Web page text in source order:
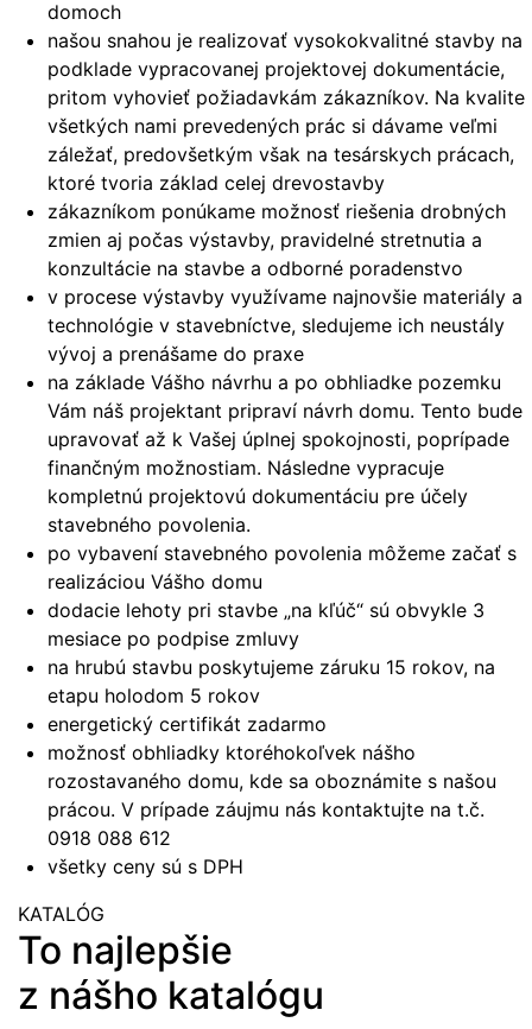
domoch
našou snahou je realizovať vysokokvalitné stavby na
podklade vypracovanej projektovej dokumentácie,
pritom vyhovieť požiadavkám zákazníkov. Na kvalite
všetkých nami prevedených prác si dávame veľmi
záležať, predovšetkým však na tesárskych prácach,
ktoré tvoria základ celej drevostavby
zákazníkom ponúkame možnosť riešenia drobných
zmien aj počas výstavby, pravidelné stretnutia a
konzultácie na stavbe a odborné poradenstvo
v procese výstavby využívame najnovšie materiály a
technológie v stavebníctve, sledujeme ich neustály
vývoj a prenášame do praxe
na základe Vášho návrhu a po obhliadke pozemku
Vám náš projektant pripraví návrh domu. Tento bude
upravovať až k Vašej úplnej spokojnosti, poprípade
finančným možnostiam. Následne vypracuje
kompletnú projektovú dokumentáciu pre účely
stavebného povolenia.
po vybavení stavebného povolenia môžeme začať s
realizáciou Vášho domu
dodacie lehoty pri stavbe „na kľúč“ sú obvykle 3
mesiace po podpise zmluvy
na hrubú stavbu poskytujeme záruku 15 rokov, na
etapu holodom 5 rokov
energetický certifikát zadarmo
možnosť obhliadky ktoréhokoľvek nášho
rozostavaného domu, kde sa oboznámite s našou
prácou. V prípade záujmu nás kontaktujte na t.č.
0918 088 612
všetky ceny sú s DPH
KATALÓG
To najlepšie
z nášho katalógu